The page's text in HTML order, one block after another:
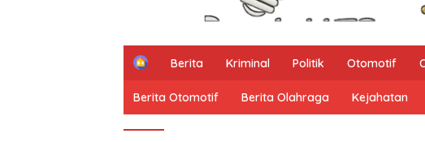
H
m
e
Berita Kriminal Politik Otomotif
Berita Otomotif Berita Olahraga Kejahatan